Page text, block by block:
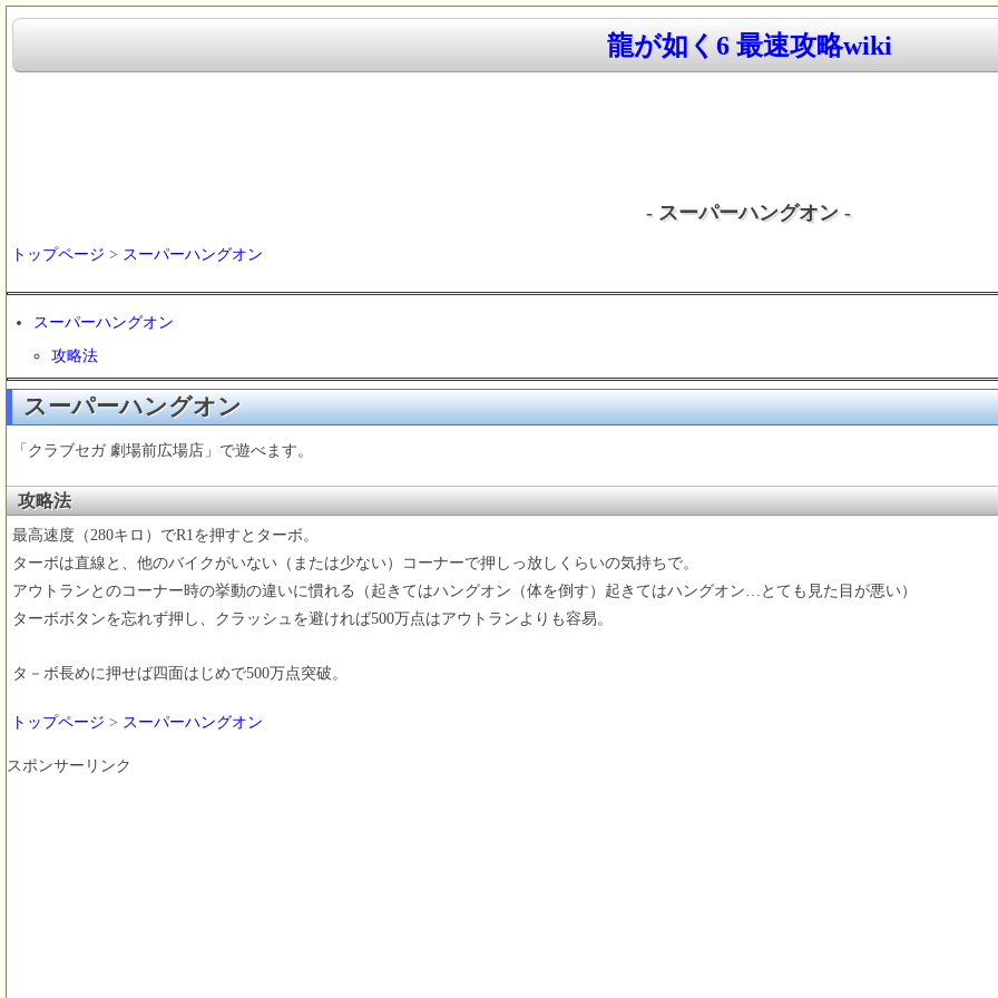
龍が如く6 最速攻略wiki
- スーパーハングオン -
トップページ > スーパーハングオン
スーパーハングオン
攻略法
スーパーハングオン
「クラブセガ 劇場前広場店」で遊べます。
攻略法
最高速度（280キロ）でR1を押すとターボ。
ターボは直線と、他のバイクがいない（または少ない）コーナーで押しっ放しくらいの気持ちで。
アウトランとのコーナー時の挙動の違いに慣れる（起きてはハングオン（体を倒す）起きてはハングオン…とても見た目が悪い）
ターボボタンを忘れず押し、クラッシュを避ければ500万点はアウトランよりも容易。
タ－ボ長めに押せば四面はじめで500万点突破。
トップページ > スーパーハングオン
スポンサーリンク